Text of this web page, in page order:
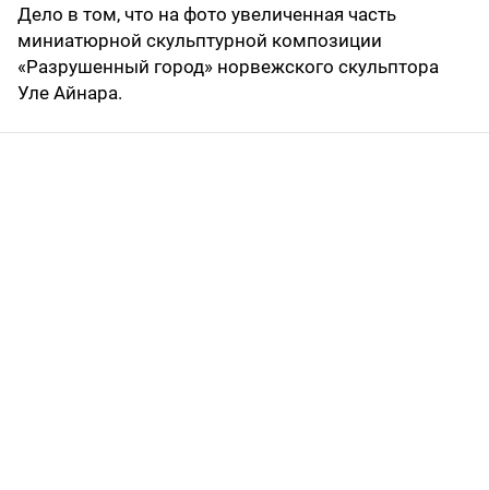
Дело в том, что на фото увеличенная часть
миниатюрной скульптурной композиции
«Разрушенный город» норвежского скульптора
Уле Айнара.